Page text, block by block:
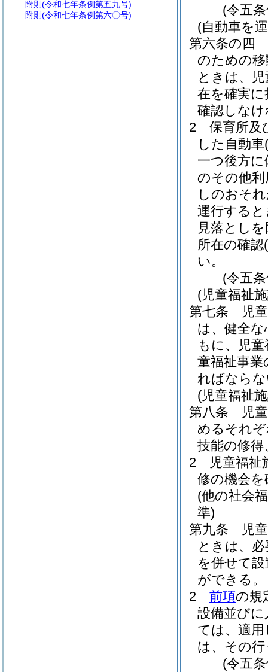
(令五
(自動車を
第六条の四
のための
ときは、
在を確実
確認しな
2
保育所及
した自動車
一つ後方
のその他
しのおそ
運行する
見落とし
所在の確認
い。
(令五
(児童福祉
第七条
児
は、健全
もに、児
童福祉事
ればなら
(児童福祉
第八条
児
めるそれ
技能の修
2
児童福
修の機会
(他の社会
準)
第九条
児
ときは、
を併せて
ができる。
2
前項の規
設備並び
ては、適
は、その
(令五
附則 (令和七年条例第五九号)
附則 (令和七年条例第六〇号)